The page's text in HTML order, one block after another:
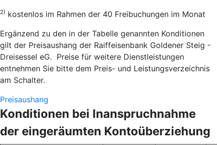
2) kostenlos im Rahmen der 40 Freibuchungen im Monat
Ergänzend zu den in der Tabelle genannten Konditionen
gilt der Preisaushang der Raiffeisenbank Goldener Steig -
Dreisessel eG. Preise für weitere Dienstleistungen
entnehmen Sie bitte dem Preis- und Leistungsverzeichnis
am Schalter.
Preisaushang
Konditionen bei Inanspruchnahme
der eingeräumten Kontoüberziehung